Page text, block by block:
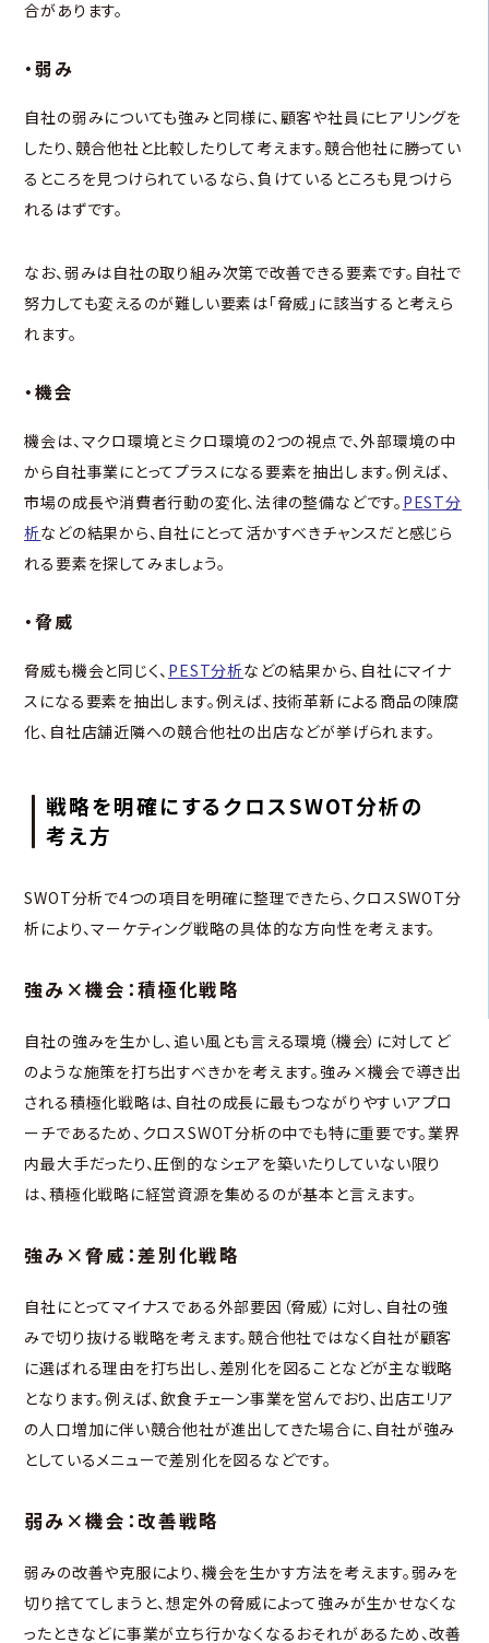
合があります。
・弱み
自社の弱みについても強みと同様に、顧客や社員にヒアリングを
したり、競合他社と比較したりして考えます。競合他社に勝ってい
るところを見つけられているなら、負けているところも見つけら
れるはずです。
なお、弱みは自社の取り組み次第で改善できる要素です。自社で
努力しても変えるのが難しい要素は「脅威」に該当すると考えら
れます。
・機会
機会は、マクロ環境とミクロ環境の2つの視点で、外部環境の中
から自社事業にとってプラスになる要素を抽出します。例えば、
市場の成長や消費者行動の変化、法律の整備などです。 PEST分
析などの結果から、自社にとって活かすべきチャンスだと感じら
れる要素を探してみましょう。
・脅威
脅威も機会と同じく、 PEST分析などの結果から、自社にマイナ
スになる要素を抽出します。例えば、技術革新による商品の陳腐
化、自社店舗近隣への競合他社の出店などが挙げられます。
戦略を明確にするクロスSWOT分析の
考え方
SWOT分析で4つの項目を明確に整理できたら、クロスSWOT分
析により、マーケティング戦略の具体的な方向性を考えます。
強み×機会：積極化戦略
自社の強みを生かし、追い風とも言える環境（機会）に対してど
のような施策を打ち出すべきかを考えます。強み×機会で導き出
される積極化戦略は、自社の成長に最もつながりやすいアプロ
ーチであるため、クロスSWOT分析の中でも特に重要です。業界
内最大手だったり、圧倒的なシェアを築いたりしていない限り
は、積極化戦略に経営資源を集めるのが基本と言えます。
強み×脅威：差別化戦略
自社にとってマイナスである外部要因（脅威）に対し、自社の強
みで切り抜ける戦略を考えます。競合他社ではなく自社が顧客
に選ばれる理由を打ち出し、差別化を図ることなどが主な戦略
となります。例えば、飲食チェーン事業を営んでおり、出店エリア
の人口増加に伴い競合他社が進出してきた場合に、自社が強み
としているメニューで差別化を図るなどです。
弱み×機会：改善戦略
弱みの改善や克服により、機会を生かす方法を考えます。弱みを
切り捨ててしまうと、想定外の脅威によって強みが生かせなくな
ったときなどに事業が立ち行かなくなるおそれがあるため、改善